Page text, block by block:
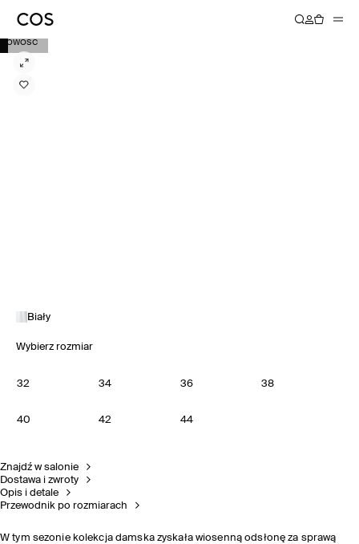
NOWOŚĆ
Biały
Wybierz rozmiar
32 34 36 38
40 42 44
Znajdź w salonie
Dostawa i zwroty
Opis i detale
Przewodnik po rozmiarach
W tym sezonie kolekcja damska zyskała wiosenną odsłonę za sprawą